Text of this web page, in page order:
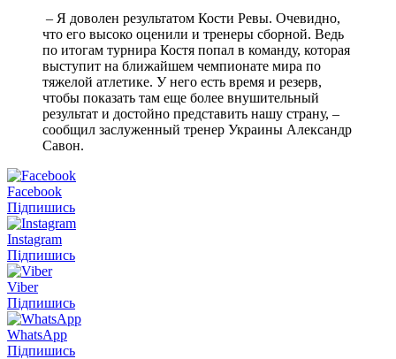
– Я доволен результатом Кости Ревы. Очевидно,
что его высоко оценили и тренеры сборной. Ведь
по итогам турнира Костя попал в команду, которая
выступит на ближайшем чемпионате мира по
тяжелой атлетике. У него есть время и резерв,
чтобы показать там еще более внушительный
результат и достойно представить нашу страну, –
сообщил заслуженный тренер Украины Александр
Савон.
Facebook
Підпишись
Instagram
Підпишись
Viber
Підпишись
WhatsApp
Підпишись